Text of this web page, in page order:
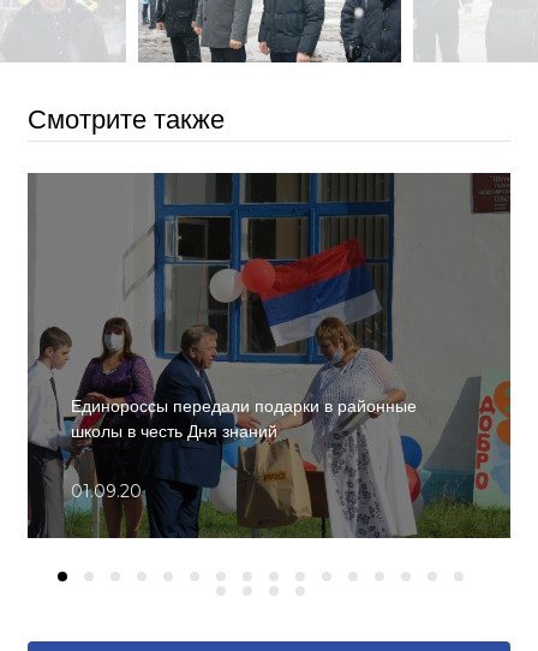
Смотрите также
Единороссы передали подарки в районные
школы в честь Дня знаний
01.09.20